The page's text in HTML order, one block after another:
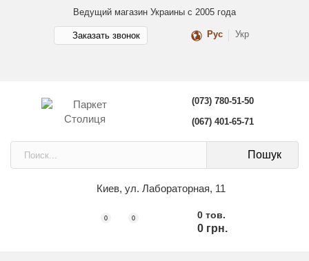
Ведущий магазин Украины с 2005 года
Рус Укр
Заказать звонок
(073) 780-51-50
(067) 401-65-71
Пошук
Киев, ул. Лабораторная, 11
0 0 0 тов.
0 грн.